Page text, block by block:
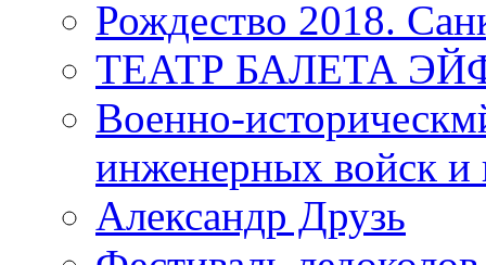
Рождество 2018.
ТЕАТР БАЛЕТА
Военно-
инженерных войск и
Александр Друзь